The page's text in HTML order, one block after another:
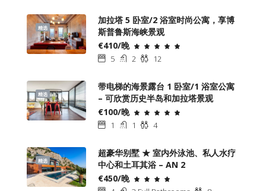
精选
加拉塔 5 卧室/2 浴室时尚公寓，享博
斯普鲁斯海峡景观
€410/晚
5 2 12
精选
带电梯的海景露台 1 卧室/1 浴室公寓
– 可欣赏历史半岛和加拉塔景观
€100/晚
1 1 4
精选
超豪华别墅 ★ 室内外泳池、私人水疗
中心和土耳其浴 – AN 2
€450/晚